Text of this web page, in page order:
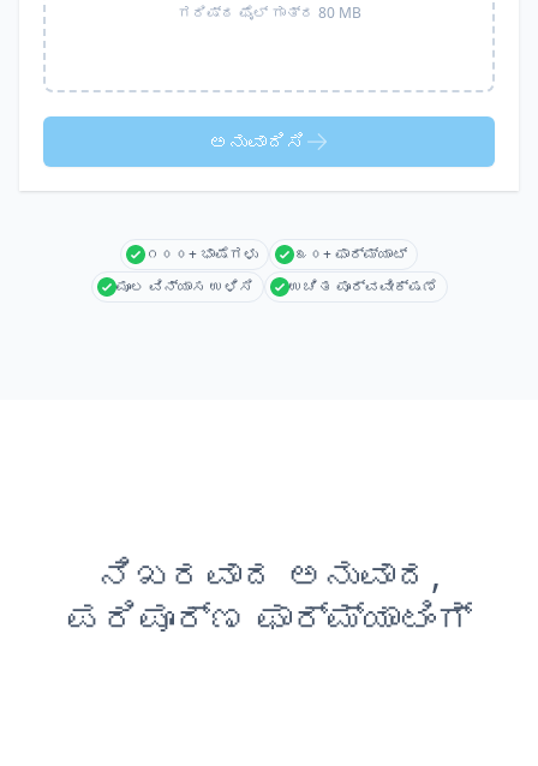
ಗರಿಷ್ಠ ಫೈಲ್ ಗಾತ್ರ 80 MB
ಅನುವಾದಿಸಿ
೧೦೦+ ಭಾಷೆಗಳು
೩೦+ ಫಾರ್ಮ್ಯಾಟ್
ಮೂಲ ವಿನ್ಯಾಸ ಉಳಿಸಿ
ಉಚಿತ ಪೂರ್ವವೀಕ್ಷಣೆ
ನಿಖರವಾದ ಅನುವಾದ,
ಪರಿಪೂರ್ಣ ಫಾರ್ಮ್ಯಾಟಿಂಗ್